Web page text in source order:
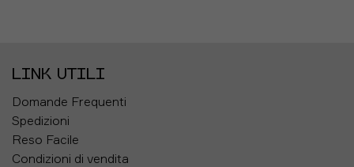
LINK UTILI
Domande Frequenti
Spedizioni
Reso Facile
Condizioni di vendita